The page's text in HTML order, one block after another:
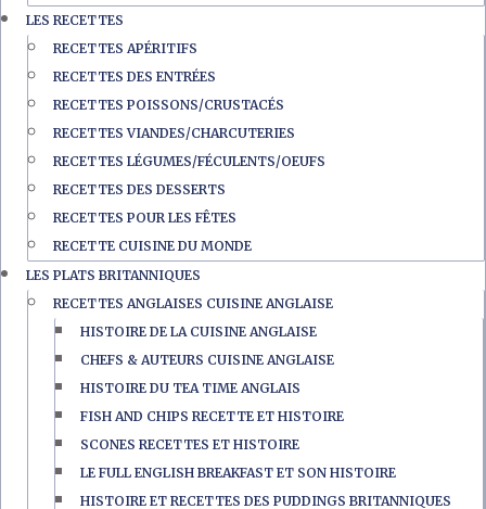
LES RECETTES
RECETTES APÉRITIFS
RECETTES DES ENTRÉES
RECETTES POISSONS/CRUSTACÉS
RECETTES VIANDES/CHARCUTERIES
RECETTES LÉGUMES/FÉCULENTS/OEUFS
RECETTES DES DESSERTS
RECETTES POUR LES FÊTES
RECETTE CUISINE DU MONDE
LES PLATS BRITANNIQUES
RECETTES ANGLAISES CUISINE ANGLAISE
HISTOIRE DE LA CUISINE ANGLAISE
CHEFS & AUTEURS CUISINE ANGLAISE
HISTOIRE DU TEA TIME ANGLAIS
FISH AND CHIPS RECETTE ET HISTOIRE
SCONES RECETTES ET HISTOIRE
LE FULL ENGLISH BREAKFAST ET SON HISTOIRE
HISTOIRE ET RECETTES DES PUDDINGS BRITANNIQUES